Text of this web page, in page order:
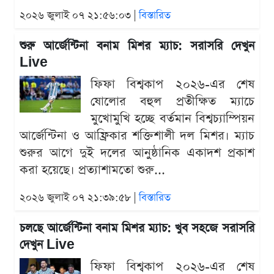
২০২৬ জুলাই ০৭ ২১:৫৬:০৩ |বিস্তারিত
শুরু আর্জেন্টিনা বনাম মিশর ম্যাচ: সরাসরি দেখুন
Live
ফিফা বিশ্বকাপ ২০২৬-এর শেষ
ষোলোর বহুল প্রতীক্ষিত ম্যাচে
মুখোমুখি হচ্ছে বর্তমান বিশ্বচ্যাম্পিয়ন
আর্জেন্টিনা ও আফ্রিকার শক্তিশালী দল মিশর। ম্যাচ
শুরুর আগে দুই দলের আনুষ্ঠানিক একাদশ প্রকাশ
করা হয়েছে। প্রত্যাশামতো শুরু...
২০২৬ জুলাই ০৭ ২১:৩৯:৫৮ |বিস্তারিত
চলছে আর্জেন্টিনা বনাম মিশর ম্যাচ: খুব সহজে সরাসরি
দেখুন Live
ফিফা বিশ্বকাপ ২০২৬-এর শেষ